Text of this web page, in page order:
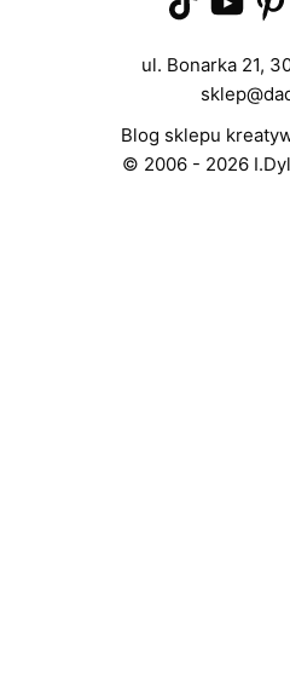
ul. Bonarka 21,
Blog sklepu
© 2006 - 2026